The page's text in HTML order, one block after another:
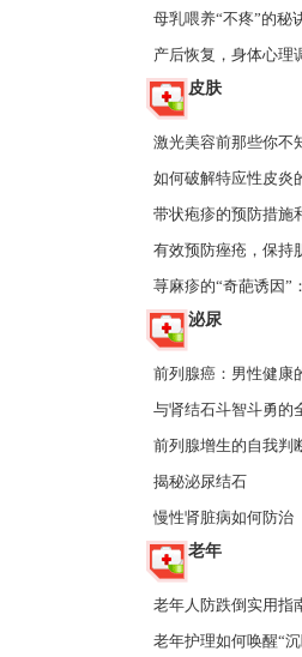
母乳喂养“不疼”的秘
产后恢复，身体心理
皮肤
激光美容前那些你不
如何破解特应性皮炎
带状疱疹的预防措施
有效预防痤疮，保持
荨麻疹的“奇葩诱因”
泌尿
前列腺癌：男性健康
与肾结石斗智斗勇的
前列腺增生的自我判
揭秘泌尿结石
慢性肾脏病如何防治
老年
老年人防跌倒实用指
老年护理如何唤醒“